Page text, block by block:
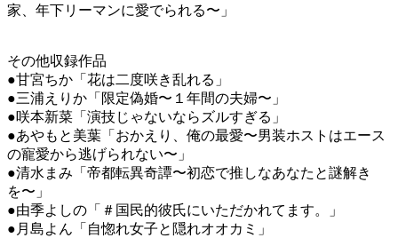
家、年下リーマンに愛でられる〜」
その他収録作品
●甘宮ちか「花は二度咲き乱れる」
●三浦えりか「限定偽婚〜１年間の夫婦〜」
●咲本新菜「演技じゃないならズルすぎる」
●あやもと美葉「おかえり、俺の最愛〜男装ホストはエース
の寵愛から逃げられない〜」
●清水まみ「帝都転異奇譚〜初恋で推しなあなたと謎解き
を〜」
●由季よしの「＃国民的彼氏にいただかれてます。」
●月島よん「自惚れ女子と隠れオオカミ」